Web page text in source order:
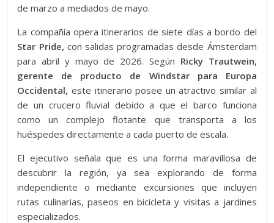
de marzo a mediados de mayo.
La compañía opera itinerarios de siete días a bordo del
Star Pride, con salidas programadas desde Ámsterdam
para abril y mayo de 2026. Según Ricky Trautwein,
gerente de producto de Windstar para Europa
Occidental, este itinerario posee un atractivo similar al
de un crucero fluvial debido a que el barco funciona
como un complejo flotante que transporta a los
huéspedes directamente a cada puerto de escala.
El ejecutivo señala que es una forma maravillosa de
descubrir la región, ya sea explorando de forma
independiente o mediante excursiones que incluyen
rutas culinarias, paseos en bicicleta y visitas a jardines
especializados.